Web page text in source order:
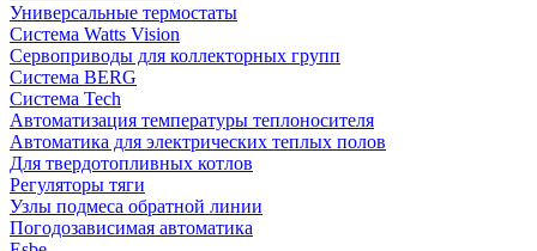
Универсальные термостаты
Система Watts Vision
Сервоприводы для коллекторных групп
Система BERG
Система Tech
Автоматизация температуры теплоносителя
Автоматика для электрических теплых полов
Для твердотопливных котлов
Регуляторы тяги
Узлы подмеса обратной линии
Погодозависимая автоматика